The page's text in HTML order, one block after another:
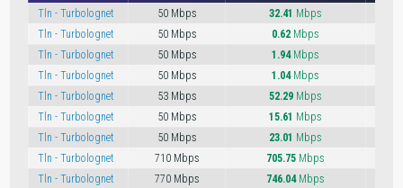
Tln - Turbolognet 50 Mbps 32.41 Mbps
Tln - Turbolognet
50 Mbps 0.62 Mbps
Tln - Turbolognet
50 Mbps 1.94Mbps
Tln - Turbolognet
50 Mbps 1.04Mbps
Tln - Turbolognet
53 Mbps 52.29 Mbps
Tln - Turbolognet
50 Mbps 15.61 Mbps
Tln - Turbolognet
50 Mbps 23.01 Mbps
Tln - Turbolognet
710 Mbps 705.75 Mbps
Tln - Turbolognet
770 Mbps 746.04Mbps